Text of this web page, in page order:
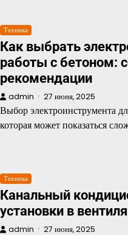
Техника
Как выбрать
работы с бетоном:
рекомендации
admin 27 июня, 2025
Выбор электроинструмента
которая может показаться
Техника
Канальный
установки в
admin 27 июня, 2025